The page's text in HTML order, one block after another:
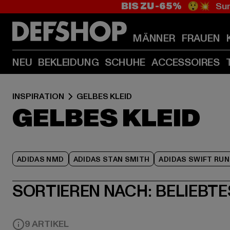
BIS ZU -65% 😲💥
MÄNNER FRAUEN
NEU BEKLEIDUNG SCHUHE ACCESSOIRES
INSPIRATION GELBES KLEID
GELBES KLEID
ADIDAS NMD ADIDAS STAN SMITH ADIDAS SWIFT RUN
SORTIEREN NACH:
9 ARTIKEL